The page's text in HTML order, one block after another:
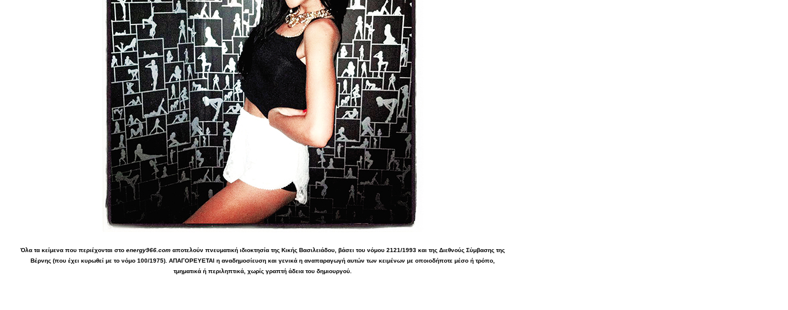
Όλα τα κείμενα που περιέχονται στο energy966.com αποτελούν πνευματική ιδιοκτησία της Κικής Βασιλειάδου, βάσει του νόμου 2121/1993 και της Διεθνούς Σύμβασης της
Βέρνης (που έχει κυρωθεί με το νόμο 100/1975). ΑΠΑΓΟΡΕΥΕΤΑΙ η αναδημοσίευση και γενικά η αναπαραγωγή αυτών των κειμένων με οποιοδήποτε μέσο ή τρόπο,
τμηματικά ή περιληπτικά, χωρίς γραπτή άδεια του δημιουργού.